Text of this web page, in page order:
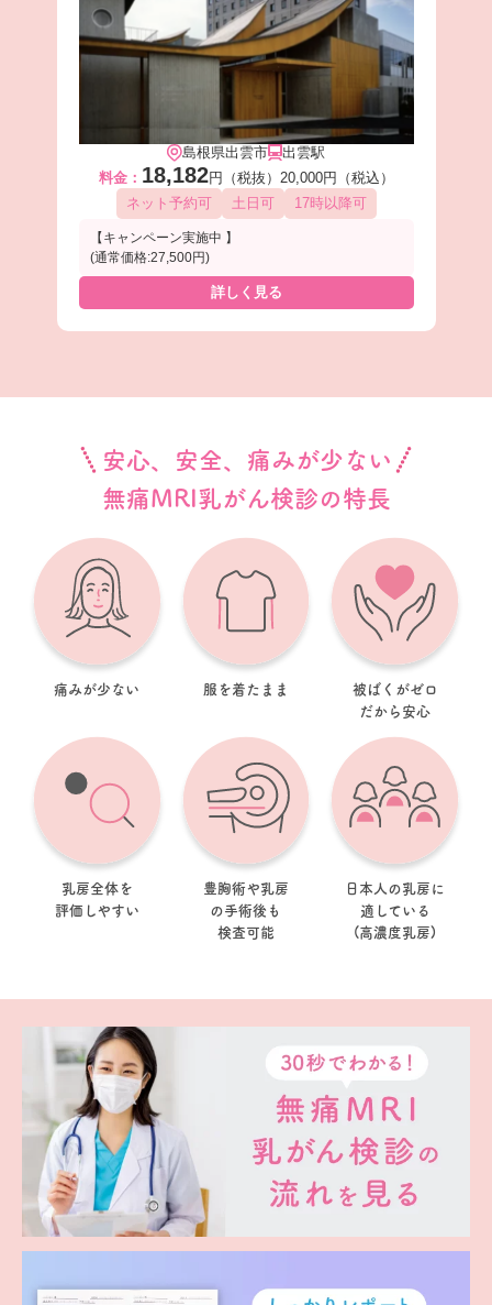
島根県出雲市
出雲駅
料金： 18,182円（税抜） 20,000円（税込）
ネット予約可
土日可 17時以降可
【キャンペーン実施中 】
(通常価格:27,500円)
詳しく見る
安心、安全、痛みが少ない
無痛MRI乳がん検診の特長
痛みが少ない 服を着たまま
被ばくがゼロ
だから安心
乳房全体を
評価しやすい
豊胸術や乳房
の手術後も
検査可能
日本人の乳房に
適している
(高濃度乳房)